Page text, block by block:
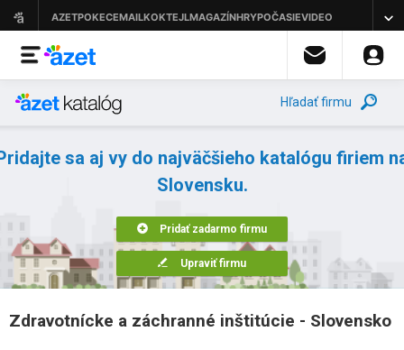
Hľadať firmu
sa aj vy do najväčšieho katalógu firiem
Slovensku.
Pridať zadarmo firmu
Upraviť firmu
Zdravotnícke a záchranné inštitúcie - Slovensko